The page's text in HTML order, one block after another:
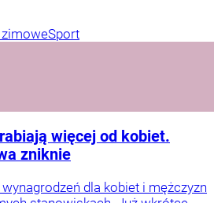
Sport
więcej od kobiet.
zniknie
dla kobiet i mężczyzn